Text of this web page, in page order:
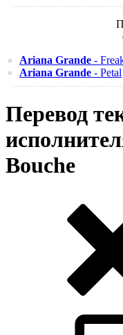
Ariana Grande -
Ariana Grande - Petal
Перевод
Bouche